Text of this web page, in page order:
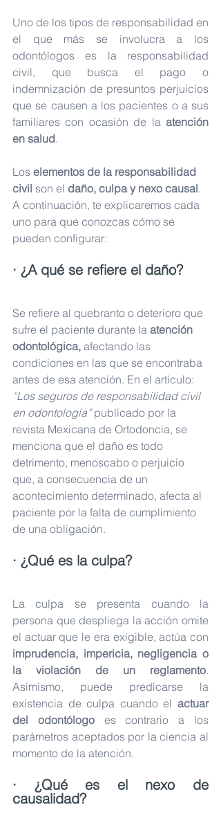
Uno de los tipos de responsabilidad en
el que más se involucra a los
odontólogos es la responsabilidad
civil, que busca el pago o
indemnización de presuntos perjuicios
que se causen a los pacientes o a sus
familiares con ocasión de la atención
en salud.
Los elementos de la responsabilidad
civil son el daño, culpa y nexo causal.
A continuación, te explicaremos cada
uno para que conozcas cómo se
pueden configurar:
· ¿A qué se refiere el daño?
Se refiere al quebranto o deterioro que
sufre el paciente durante la atención
odontológica, afectando las
condiciones en las que se encontraba
antes de esa atención. En el artículo:
“Los seguros de responsabilidad civil
en odontología” publicado por la
revista Mexicana de Ortodoncia, se
menciona que el daño es todo
detrimento, menoscabo o perjuicio
que, a consecuencia de un
acontecimiento determinado, afecta al
paciente por la falta de cumplimiento
de una obligación.
· ¿Qué es la culpa?
La culpa se presenta cuando la
persona que despliega la acción omite
imprudencia, impericia, negligencia o
la violación de un reglamento.
Asimismo, puede predicarse la
existencia de culpa cuando el actuar
del odontólogo es contrario a los
parámetros aceptados por la ciencia al
momento de la atención.
· ¿Qué es el nexo de
causalidad?